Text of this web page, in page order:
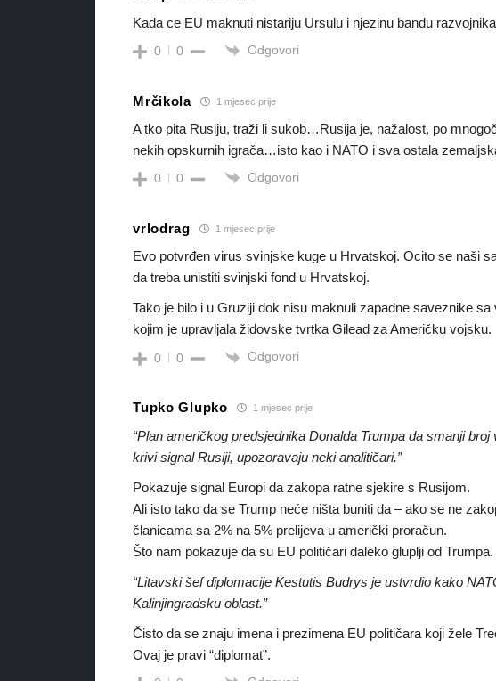
Kada ce EU maknuti nistariju Ursulu i njezinu bandu
0 0 Odgovori
Mrčikola 1 mjesec prije
A tko pita Rusiju, traži li sukob…Rusija je, nažalost, po
nekih opskurnih igrača…isto kao i NATO i sva ostala
0 0 Odgovori
vrlodrag 1 mjesec prije
Evo potvrđen virus svinjske kuge u Hrvatskoj. Ocito se naši
da treba unistiti svinjski fond u Hrvatskoj.
Tako je bilo i u Gruziji dok nisu maknuli zapadne saveznike
kojim je upravljala židovske tvrtka Gilead za Američku vojsku.
0 0 Odgovori
Tupko Glupko 1 mjesec prije
“Plan američkog predsjednika Donalda Trumpa da smanji
krivi signal Rusiji, upozoravaju neki analitičari.”
Pokazuje signal Europi da zakopa ratne sjekire s Rusijom.
Ali isto tako da se Trump neće ništa buniti da – ako se ne
članicama sa 2% na 5% prelijeva u američki proračun.
Što nam pokazuje da su EU političari daleko gluplji od Trumpa.
“Litavski šef diplomacije Kestutis Budrys je ustvrdio kako
Kalinjingradsku oblast.”
Čisto da se znaju imena i prezimena EU političara koji žele
Ovaj je pravi “diplomat”.